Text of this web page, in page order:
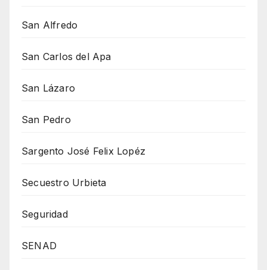
San Alfredo
San Carlos del Apa
San Lázaro
San Pedro
Sargento José Felix Lopéz
Secuestro Urbieta
Seguridad
SENAD